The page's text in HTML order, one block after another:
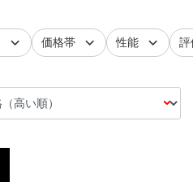
で絞り込む価格帯で絞り込む
性能で絞り込レ
評